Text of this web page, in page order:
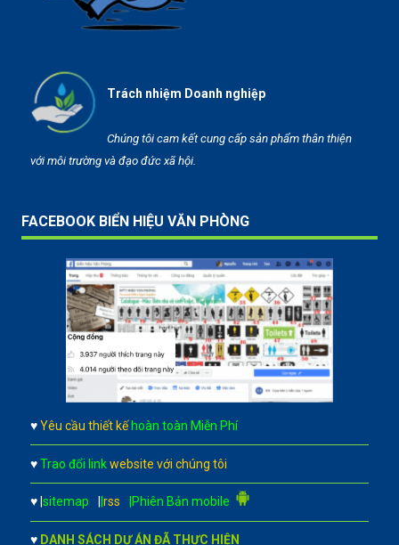
Trách nhiệm Doanh nghiệp
Chúng tôi cam kết cung cấp sản phẩm thân thiện
với môi trường và đạo đức xã hội.
FACEBOOK BIỂN HIỆU VĂN PHÒNG
♥ Yêu cầu thiết kế hoàn toàn Miễn Phí
♥ Trao đổi link website với chúng tôi
♥ |sitemap |rss |Phiên Bản mobile
♥ DANH SÁCH DỰ ÁN ĐÃ THỰC HIỆN